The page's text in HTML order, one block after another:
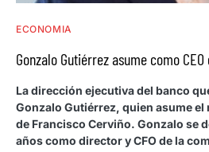
ECONOMIA
Gonzalo Gutiérrez asume como
La dirección ejecutiva del banco
Gonzalo Gutiérrez, quien asume el
de Francisco Cerviño. Gonzalo se
años como director y CFO de la